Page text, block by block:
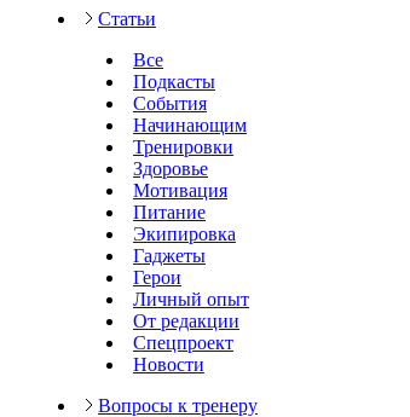
Статьи
Все
Подкасты
События
Начинающим
Тренировки
Здоровье
Мотивация
Питание
Экипировка
Гаджеты
Герои
Личный опыт
От редакции
Спецпроект
Новости
Вопросы к тренеру